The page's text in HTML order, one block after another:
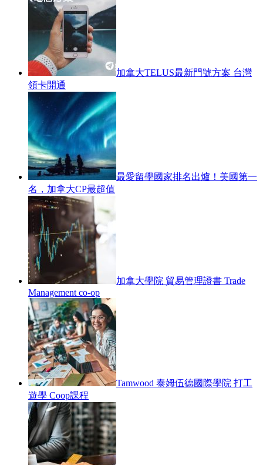
加拿大TELUS最新門號方案 台灣
領卡開通
最愛留學國家排名出爐！美國第一
名，加拿大CP最超值
加拿大學院 貿易管理證書 Trade
Management co-op
Tamwood 泰姆伍德國際學院 打工
遊學 Coop課程